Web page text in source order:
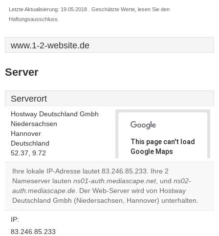
Letzte Aktualisierung: 19.05.2018 . Geschätzte Werte, lesen Sie den
Haftungsausschluss.
www.1-2-website.de
Server
Serverort
Hostway Deutschland Gmbh
Niedersachsen
Hannover
Deutschland
52.37, 9.72
This page can't load
Google Maps
correctly.
Do you
own this
website?
OK
Ihre lokale IP-Adresse lautet 83.246.85.233. Ihre 2
Nameserver lauten ns01-auth.mediascape.net, und ns02-
auth.mediascape.de. Der Web-Server wird von Hostway
Deutschland Gmbh (Niedersachsen, Hannover) unterhalten.
IP:
83.246.85.233